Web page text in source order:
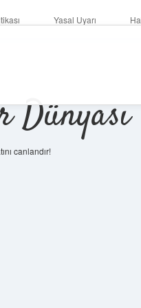
Yasal Uyarı
canlandır!